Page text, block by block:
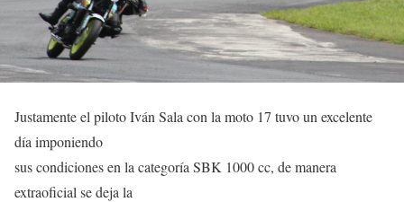
Justamente el piloto Iván Sala con la moto 17 tuvo un excelente
día imponiendo
sus condiciones en la categoría SBK 1000 cc, de manera
extraoficial se deja la